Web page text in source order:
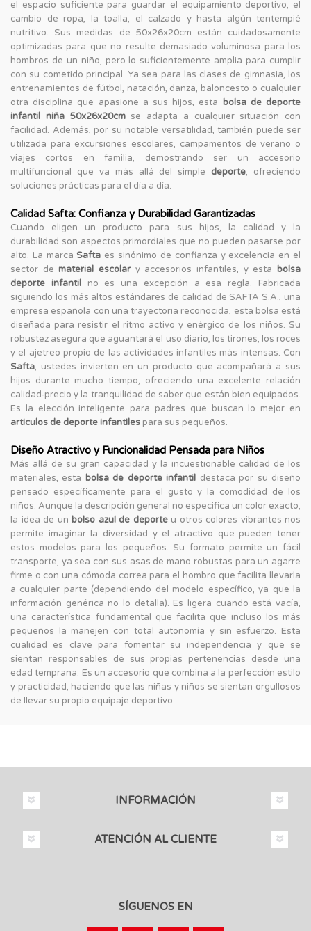
el espacio suficiente para guardar el equipamiento deportivo, el
cambio de ropa, la toalla, el calzado y hasta algún tentempié
nutritivo. Sus medidas de 50x26x20cm están cuidadosamente
optimizadas para que no resulte demasiado voluminosa para los
hombros de un niño, pero lo suficientemente amplia para cumplir
con su cometido principal. Ya sea para las clases de gimnasia, los
entrenamientos de fútbol, natación, danza, baloncesto o cualquier
otra disciplina que apasione a sus hijos, esta bolsa de deporte
infantil niña 50x26x20cmse adapta a cualquier situación con
facilidad. Además, por su notable versatilidad, también puede ser
utilizada para excursiones escolares, campamentos de verano o
viajes cortos en familia, demostrando ser un accesorio
multifuncional que va más allá del simple deporte, ofreciendo
soluciones prácticas para el día a día.
Calidad Safta: Confianza y Durabilidad Garantizadas
Cuando eligen un producto para sus hijos, la calidad y la
durabilidad son aspectos primordiales que no pueden pasarse por
alto. La marca Safta es sinónimo de confianza y excelencia en el
sector dematerial escolar y accesorios infantiles, y estabolsa
deporte infantilno es una excepción a esa regla. Fabricada
siguiendo los más altos estándares de calidad de SAFTA S.A., una
empresa española con una trayectoria reconocida, esta bolsa está
diseñada para resistir el ritmo activo y enérgico de los niños. Su
robustez asegura que aguantará el uso diario, los tirones, los roces
y el ajetreo propio de las actividades infantiles más intensas. Con
Safta, ustedes invierten en un producto que acompañará a sus
hijos durante mucho tiempo, ofreciendo una excelente relación
calidad-precio y la tranquilidad de saber que están bien equipados.
Es la elección inteligente para padres que buscan lo mejor en
articulos de deporte infantiles para sus pequeños.
Diseño Atractivo y Funcionalidad Pensada para Niños
Más allá de su gran capacidad y la incuestionable calidad de los
materiales, esta bolsa de deporte infantil destaca por su diseño
pensado específicamente para el gusto y la comodidad de los
niños. Aunque la descripción general no especifica un color exacto,
la idea de un bolso azul de deporteu otros colores vibrantes nos
permite imaginar la diversidad y el atractivo que pueden tener
estos modelos para los pequeños. Su formato permite un fácil
transporte, ya sea con sus asas de mano robustas para un agarre
firme o con una cómoda correa para el hombro que facilita llevarla
a cualquier parte (dependiendo del modelo específico, ya que la
información genérica no lo detalla). Es ligera cuando está vacía,
una característica fundamental que facilita que incluso los más
pequeños la manejen con total autonomía y sin esfuerzo. Esta
cualidad es clave para fomentar su independencia y que se
sientan responsables de sus propias pertenencias desde una
edad temprana. Es un accesorio que combina a la perfección estilo
y practicidad, haciendo que las niñas y niños se sientan orgullosos
de llevar su propio equipaje deportivo.
INFORMACIÓN
ATENCIÓN AL CLIENTE
SÍGUENOS EN